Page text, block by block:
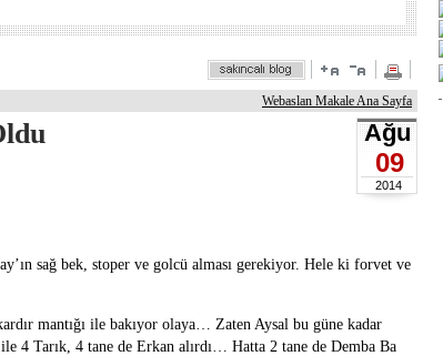
Webaslan Makale Ana Sayfa
Ağu
09
2014
sağ bek, stoper ve golcü alması gerekiyor. Hele ki forvet ve
mantığı ile bakıyor olaya… Zaten Aysal bu güne kadar
4 Tarık, 4 tane de Erkan alırdı… Hatta 2 tane de Demba Ba